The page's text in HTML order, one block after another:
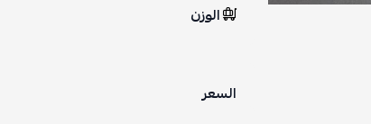
الوزن
السعر